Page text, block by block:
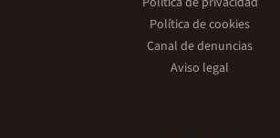
Política de cookies
Canal de denuncias
Aviso legal